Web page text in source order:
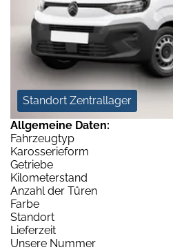
Standort Zentrallager
Allgemeine Daten:
Fahrzeugtyp
Karosserieform
Getriebe
Kilometerstand
Anzahl der Türen
Farbe
Standort
Lieferzeit
Unsere Nummer